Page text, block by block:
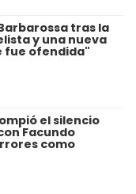
tras la
y una nueva
fue ofendida"
el silencio
Facundo
como